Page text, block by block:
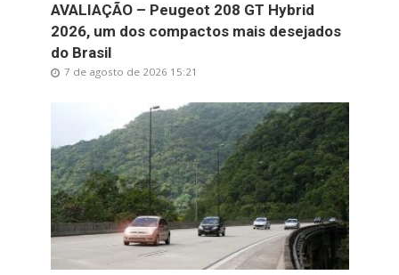
AVALIAÇÃO – Peugeot 208 GT Hybrid
2026, um dos compactos mais desejados
do Brasil
7 de agosto de 2026 15:21